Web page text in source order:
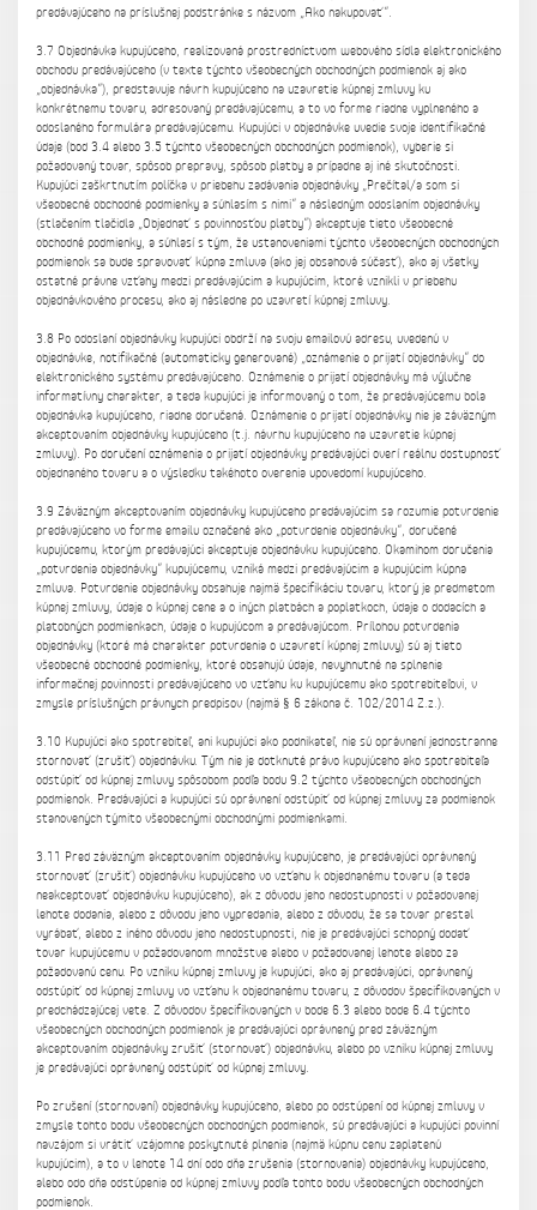
predávajúceho na príslušnej podstránke s názvom „Ako nakupovať“.
3.7 Objednávka kupujúceho, realizovaná prostredníctvom webového sídla elektronického
obchodu predávajúceho (v texte týchto všeobecných obchodných podmienok aj ako
„objednávka“), predstavuje návrh kupujúceho na uzavretie kúpnej zmluvy ku
konkrétnemu tovaru, adresovaný predávajúcemu, a to vo forme riadne vyplneného a
odoslaného formulára predávajúcemu. Kupujúci v objednávke uvedie svoje identifikačné
údaje (bod 3.4 alebo 3.5 týchto všeobecných obchodných podmienok), vyberie si
požadovaný tovar, spôsob prepravy, spôsob platby a prípadne aj iné skutočnosti.
Kupujúci zaškrtnutím políčka v priebehu zadávania objednávky „Prečítal/a som si
všeobecné obchodné podmienky a súhlasím s nimi“ a následným odoslaním objednávky
(stlačením tlačidla „Objednať s povinnosťou platby“) akceptuje tieto všeobecné
obchodné podmienky, a súhlasí s tým, že ustanoveniami týchto všeobecných obchodných
podmienok sa bude spravovať kúpna zmluva (ako jej obsahová súčasť), ako aj všetky
ostatné právne vzťahy medzi predávajúcim a kupujúcim, ktoré vznikli v priebehu
objednávkového procesu, ako aj následne po uzavretí kúpnej zmluvy.
3.8 Po odoslaní objednávky kupujúci obdrží na svoju emailovú adresu, uvedenú v
objednávke, notifikačné (automaticky generované) „oznámenie o prijatí objednávky“ do
elektronického systému predávajúceho. Oznámenie o prijatí objednávky má výlučne
informatívny charakter, a teda kupujúci je informovaný o tom, že predávajúcemu bola
objednávka kupujúceho, riadne doručená. Oznámenie o prijatí objednávky nie je záväzným
akceptovaním objednávky kupujúceho (t.j. návrhu kupujúceho na uzavretie kúpnej
zmluvy). Po doručení oznámenia o prijatí objednávky predávajúci overí reálnu dostupnosť
objednaného tovaru a o výsledku takéhoto overenia upovedomí kupujúceho.
3.9 Záväzným akceptovaním objednávky kupujúceho predávajúcim sa rozumie potvrdenie
predávajúceho vo forme emailu označené ako „potvrdenie objednávky“, doručené
kupujúcemu, ktorým predávajúci akceptuje objednávku kupujúceho. Okamihom doručenia
„potvrdenia objednávky“ kupujúcemu, vzniká medzi predávajúcim a kupujúcim kúpna
zmluva. Potvrdenie objednávky obsahuje najmä špecifikáciu tovaru, ktorý je predmetom
kúpnej zmluvy, údaje o kúpnej cene a o iných platbách a poplatkoch, údaje o dodacích a
platobných podmienkach, údaje o kupujúcom a predávajúcom. Prílohou potvrdenia
objednávky (ktoré má charakter potvrdenia o uzavretí kúpnej zmluvy) sú aj tieto
všeobecné obchodné podmienky, ktoré obsahujú údaje, nevyhnutné na splnenie
informačnej povinnosti predávajúceho vo vzťahu ku kupujúcemu ako spotrebiteľovi, v
zmysle príslušných právnych predpisov (najmä § 6 zákona č. 102/2014 Z.z.).
3.10 Kupujúci ako spotrebiteľ, ani kupujúci ako podnikateľ, nie sú oprávnení jednostranne
stornovať (zrušiť) objednávku. Tým nie je dotknuté právo kupujúceho ako spotrebiteľa
odstúpiť od kúpnej zmluvy spôsobom podľa bodu 9.2 týchto všeobecných obchodných
podmienok. Predávajúci a kupujúci sú oprávnení odstúpiť od kúpnej zmluvy za podmienok
stanovených týmito všeobecnými obchodnými podmienkami.
3.11 Pred záväzným akceptovaním objednávky kupujúceho, je predávajúci oprávnený
stornovať (zrušiť) objednávku kupujúceho vo vzťahu k objednanému tovaru (a teda
neakceptovať objednávku kupujúceho), ak z dôvodu jeho nedostupnosti v požadovanej
lehote dodania, alebo z dôvodu jeho vypredania, alebo z dôvodu, že sa tovar prestal
vyrábať, alebo z iného dôvodu jeho nedostupnosti, nie je predávajúci schopný dodať
tovar kupujúcemu v požadovanom množstve alebo v požadovanej lehote alebo za
požadovanú cenu. Po vzniku kúpnej zmluvy je kupujúci, ako aj predávajúci, oprávnený
odstúpiť od kúpnej zmluvy vo vzťahu k objednanému tovaru, z dôvodov špecifikovaných v
predchádzajúcej vete. Z dôvodov špecifikovaných v bode 6.3 alebo bode 6.4 týchto
všeobecných obchodných podmienok je predávajúci oprávnený pred záväzným
akceptovaním objednávky zrušiť (stornovať) objednávku, alebo po vzniku kúpnej zmluvy
je predávajúci oprávnený odstúpiť od kúpnej zmluvy.
Po zrušení (stornovaní) objednávky kupujúceho, alebo po odstúpení od kúpnej zmluvy v
zmysle tohto bodu všeobecných obchodných podmienok, sú predávajúci a kupujúci povinní
navzájom si vrátiť vzájomne poskytnuté plnenia (najmä kúpnu cenu zaplatenú
kupujúcim), a to v lehote 14 dní odo dňa zrušenia (stornovania) objednávky kupujúceho,
alebo odo dňa odstúpenia od kúpnej zmluvy podľa tohto bodu všeobecných obchodných
podmienok.